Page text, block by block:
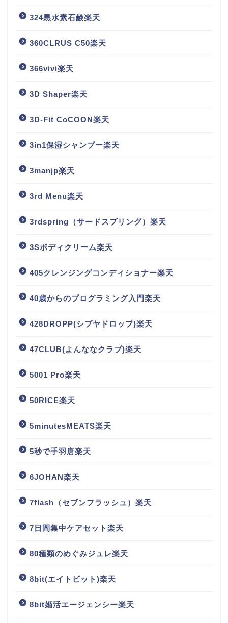
324黒水素石鹸楽天
360CLRUS C50楽天
366vivi楽天
3D Shaper楽天
3D-Fit CoCOON楽天
3in1保湿シャンプー楽天
3manjp楽天
3rd Menu楽天
3rdspring（サードスプリング）楽天
3Sボディクリーム楽天
405クレンジングコンディショナー楽天
40歳からのプログラミング入門楽天
428DROPP(シブヤドロップ)楽天
47CLUB(よんななクラブ)楽天
5001 Pro楽天
50RICE楽天
5minutesMEATS楽天
5秒で手羽唐楽天
6JOHAN楽天
7flash（セブンフラッシュ）楽天
7日間集中ケアセット楽天
80種類のめぐみジュレ楽天
8bit(エイトビット)楽天
8bit婚活エージェンシー楽天